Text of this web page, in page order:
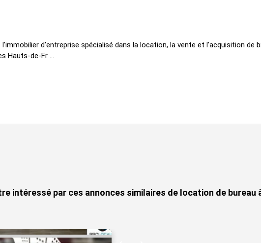
d'entreprise spécialisé dans la location, la vente et l'acquisition de
Hauts-de-Fr ...
intéressé par ces annonces similaires de location de bureau